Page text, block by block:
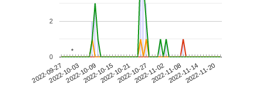
2022-09-272022-10-032022-10-092022-10-152022-10-212022-10-272022-11-022022-11-082022-11-142022-11-20
0
2
**